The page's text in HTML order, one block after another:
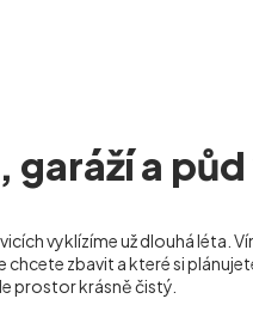
a
vyklízíme už dlouhá léta.
zbavit a které si
prostor krásně čistý.